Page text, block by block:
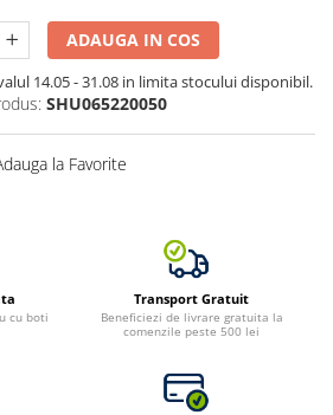
ADAUGA IN COS
14.05 - 31.08 in limita stocului disponibil.
SHU065220050
la Favorite
cu boti
Transport Gratuit
Beneficiezi de livrare gratuita la
comenzile peste 500 lei